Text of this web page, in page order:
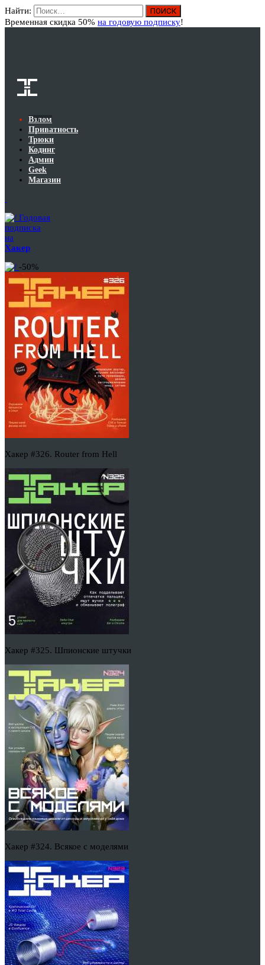
Найти:
Временная скидка 50% на годовую подписку!
Взлом
Приватность
Трюки
Кодинг
Админ
Geek
Магазин
Годовая
подписка
на
Хакер
-50%
Хакер #326. Router from Hell
Хакер #325. Шпионские штучки
Хакер #324. Всякое с моделями